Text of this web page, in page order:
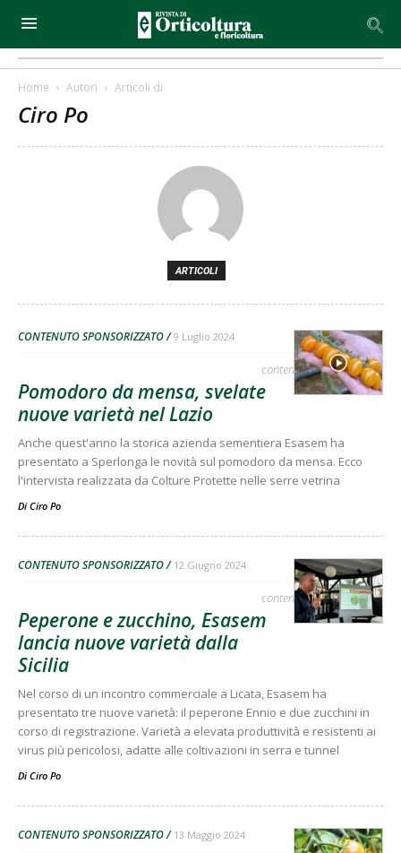
Home Autori Articoli di
Ciro Po
ARTICOLI
CONTENUTO SPONSORIZZATO 9 Luglio 2024
contenuto sponsorizzato
Pomodoro da mensa, svelate
nuove varietà nel Lazio
Anche quest'anno la storica azienda sementiera Esasem ha
presentato a Sperlonga le novità sul pomodoro da mensa. Ecco
l'intervista realizzata da Colture Protette nelle serre vetrina
Di Ciro Po
CONTENUTO SPONSORIZZATO 12 Giugno 2024
contenuto sponsorizzato
Peperone e zucchino, Esasem
lancia nuove varietà dalla
Sicilia
Nel corso di un incontro commerciale a Licata, Esasem ha
presentato tre nuove varietà: il peperone Ennio e due zucchini in
corso di registrazione. Varietà a elevata produttività e resistenti ai
virus più pericolosi, adatte alle coltivazioni in serra e tunnel
Di Ciro Po
CONTENUTO SPONSORIZZATO 13 Maggio 2024